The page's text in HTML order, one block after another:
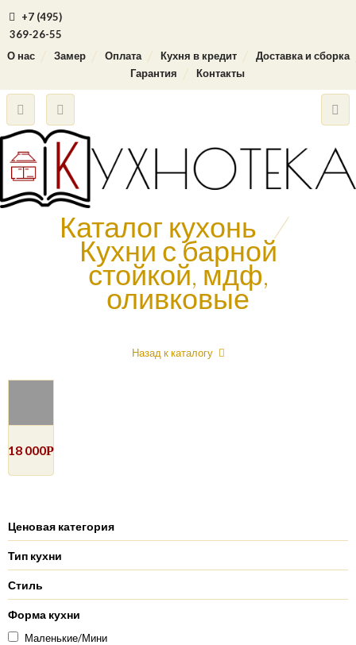
+7 (495)
369-26-55
О нас
Замер Оплата Кухня в кредит
Доставка и сборка
Гарантия
Контакты
Каталог кухонь /
Кухни с барной
стойкой, мдф,
оливковые
Назад к каталогу
18 000Р
Ценовая категория
Тип кухни
Стиль
Форма кухни
Маленькие/Мини